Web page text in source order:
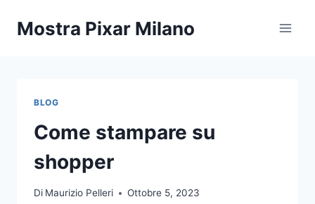
Mostra Pixar Milano
BLOG
Come stampare su
shopper
Di Maurizio Pelleri Ottobre 5, 2023